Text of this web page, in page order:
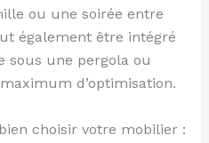
ou une soirée entre
également être intégré
sous une pergola ou
d’optimisation.
choisir votre mobilier :